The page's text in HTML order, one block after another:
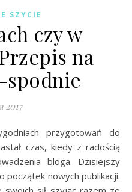
SZYCIE
czy w
na
2017
czas, kiedy z radością
bloga. Dzisiejszy
początek nowych publikacji.